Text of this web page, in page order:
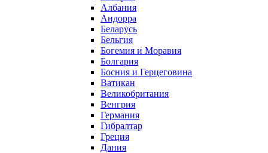
Албания
Андорра
Беларусь
Бельгия
Богемия и Моравия
Болгария
Босния и Герцеговина
Ватикан
Великобритания
Венгрия
Германия
Гибралтар
Греция
Дания